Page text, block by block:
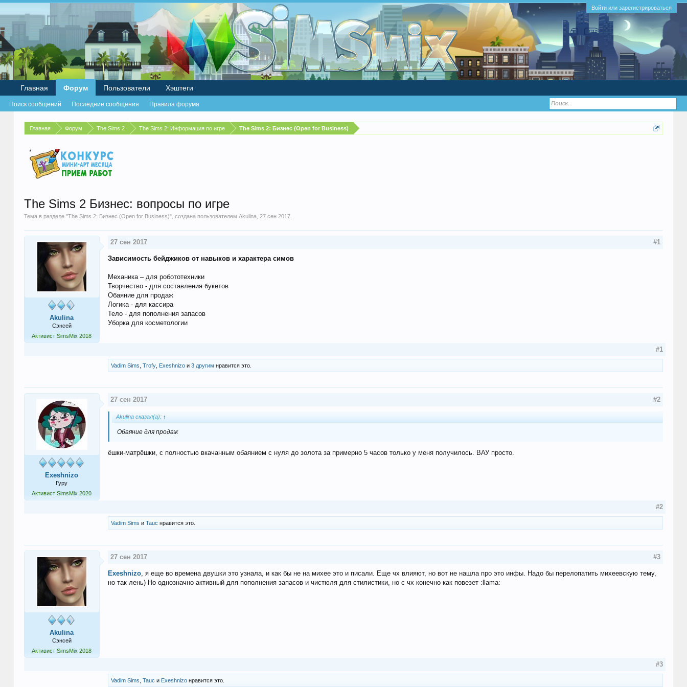
Войти или зарегистрироваться
Главная Форум The Sims 2 The Sims 2: Информация по игре The Sims 2: Бизнес (Open for Business)
The Sims 2 Бизнес: вопросы по игре
Тема в разделе "The Sims 2: Бизнес (Open for Business)", создана пользователем Akulina, 27 сен 2017.
Akulina
Сэнсей
Активист SimsMix 2018
27 сен 2017 #1
Зависимость бейджиков от навыков и характера симов
Механика – для робототехники
Творчество - для составления букетов
Обаяние для продаж
Логика - для кассира
Тело - для пополнения запасов
Уборка для косметологии
#1
Vadim Sims Trofy, Exeshnizoи 3 другим нравится это.
Exeshnizo
Гуру
Активист SimsMix 2020
27 сен 2017 #2
Akulina сказал(а): ↑
Обаяние для продаж
ёшки-матрёшки, с полностью вкачанным обаянием с нуля до золота за примерно 5 часов только у меня получилось. ВАУ просто.
#2
Vadim Sims и Tauc нравится это.
Akulina
Сэнсей
Активист SimsMix 2018
27 сен 2017 #3
Exeshnizo, я еще во времена двушки это узнала, и как бы не на михее это и писали. Еще чх влияют, но вот не нашла про это инфы. Надо бы перелопатить михеевскую тему,
но так лень) Но однозначно активный для пополнения запасов и чистюля для стилистики, но с чх конечно как повезет :llama:
#3
Vadim Sims Tauc и Exeshnizoнравится это.
Главная Форум
Поиск сообщений Последние сообщения Правила форума
Пользователи Хэштеги